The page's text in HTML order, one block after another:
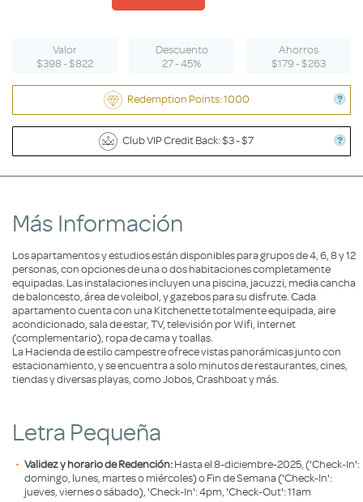
Valor
$398 - $822
Descuento
27 - 45%
Ahorros
$179 - $263
Redemption Points: 1000
Club VIP Credit Back: $3 - $7
Más Información
Los apartamentos y estudios están disponibles para grupos de 4, 6, 8 y 12
personas, con opciones de una o dos habitaciones completamente
equipadas. Las instalaciones incluyen una piscina, jacuzzi, media cancha
de baloncesto, área de voleibol, y gazebos para su disfrute. Cada
apartamento cuenta con una Kitchenette totalmente equipada, aire
acondicionado, sala de estar, TV, televisión por Wifi, Internet
(complementario), ropa de cama y toallas.
La Hacienda de estilo campestre ofrece vistas panorámicas junto con
estacionamiento, y se encuentra a solo minutos de restaurantes, cines,
tiendas y diversas playas, como Jobos, Crashboat y más.
Letra Pequeña
Validez y horario de Redención:Hasta el 8-diciembre-2025, ('Check-In':
domingo, lunes, martes o miércoles) o Fin de Semana ('Check-In':
jueves, viernes o sábado), 'Check-In': 4pm, 'Check-Out': 11am